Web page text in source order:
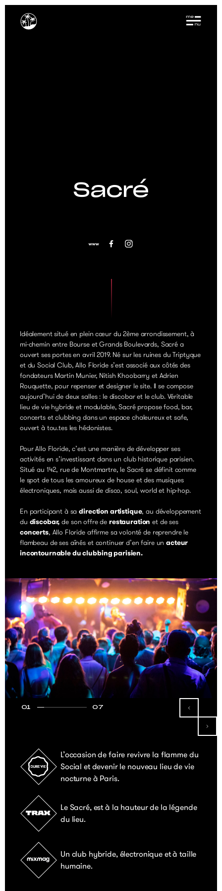
Sacré
Idéalement situé en plein cœur du 2ème arrondissement, à
mi-chemin entre Bourse et Grands Boulevards, Sacré a
ouvert ses portes en avril 2019. Né sur les ruines du Triptyque
et du Social Club, Allo Floride s’est associé aux côtés des
fondateurs Martin Munier, Nitish Khoobarry et Adrien
Rouquette, pour repenser et designer le site. Il se compose
aujourd’hui de deux salles : le discobar et le club. Véritable
lieu de vie hybride et modulable, Sacré propose food, bar,
concerts et clubbing dans un espace chaleureux et safe,
ouvert à tou.tes les hédonistes.
Pour Allo Floride, c’est une manière de développer ses
activités en s’investissant dans un club historique parisien.
Situé au 142, rue de Montmartre, le Sacré se définit comme
le spot de tous les amoureux de house et des musiques
électroniques, mais aussi de disco, soul, world et hip-hop.
En participant à sadirection artistique, au développement
du discobar, de son offre de restauration et de ses
concerts, Allo Floride affirme sa volonté de reprendre le
flambeau de ses aînés et continuer d’en faire unacteur
incontournable du clubbing parisien.
01 07
L’occasion de faire revivre la flamme du
Social et devenir le nouveau lieu de vie
nocturne à Paris.
Le Sacré, est à la hauteur de la légende
du lieu.
Un club hybride, électronique et à taille
humaine.